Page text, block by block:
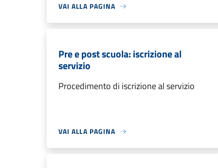
VAI ALLA PAGINA
Pre e post scuola: iscrizione al
servizio
Procedimento di iscrizione al servizio
VAI ALLA PAGINA